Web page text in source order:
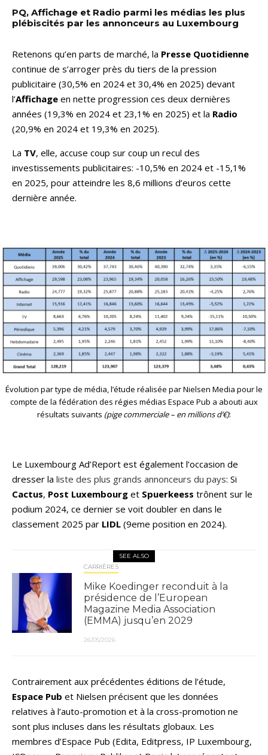
PQ, Affichage et Radio parmi les médias les plus
plébiscités par les annonceurs au Luxembourg
Retenons qu’en parts de marché, la Presse Quotidienne
continue de s’arroger près du tiers de la pression
publicitaire (30,5% en 2024 et 30,4% en 2025) devant
l’Affichage en nette progression ces deux dernières
années (19,3% en 2024 et 23,1% en 2025) et la Radio
(20,9% en 2024 et 19,3% en 2025).
La TV, elle, accuse coup sur coup un recul des
investissements publicitaires: -10,5% en 2024 et -15,1%
en 2025, pour atteindre les 8,6 millions d’euros cette
dernière année.
Évolution par type de média, l’étude réalisée par Nielsen Media pour le
compte de la fédération des régies médias Espace Pub a abouti aux
résultats suivants (pige commerciale – en millions d’€):
Le Luxembourg Ad’Report est également l’occasion de
dresser la liste des plus grands annonceurs du pays: Si
Cactus, Post Luxembourg et Spuerkeess trônent sur le
podium 2024, ce dernier se voit doubler en dans le
classement 2025 par LIDL (9eme position en 2024).
SEE ALSO
CARRIÈRES
Mike Koedinger reconduit à la
présidence de l’European
Magazine Media Association
(EMMA) jusqu’en 2029
26/05/2026
Contrairement aux précédentes éditions de l’étude,
Espace Pub et Nielsen précisent que les données
relatives à l’auto-promotion et à la cross-promotion ne
sont plus incluses dans les résultats globaux. Les
membres d’Espace Pub (Edita, Editpress, IP Luxembourg,